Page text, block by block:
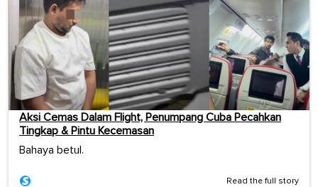
Aksi Cemas Dalam Flight, Penumpang Cuba Pecahkan
Tingkap & Pintu Kecemasan
Bahaya betul.
Read the full story